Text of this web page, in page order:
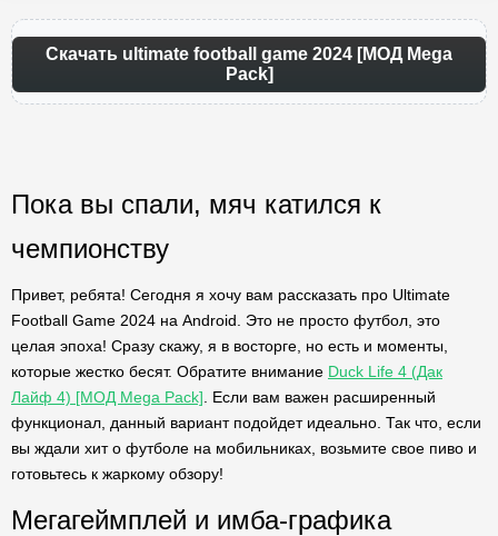
Скачать ultimate football game 2024 [МОД Mega
Pack]
Пока вы спали, мяч катился к
чемпионству
Привет, ребята! Сегодня я хочу вам рассказать про Ultimate
Football Game 2024 на Android. Это не просто футбол, это
целая эпоха! Сразу скажу, я в восторге, но есть и моменты,
которые жестко бесят. Обратите внимание Duck Life 4 (Дак
Лайф 4) [МОД Mega Pack] . Если вам важен расширенный
функционал, данный вариант подойдет идеально. Так что, если
вы ждали хит о футболе на мобильниках, возьмите свое пиво и
готовьтесь к жаркому обзору!
Мегагеймплей и имба-графика